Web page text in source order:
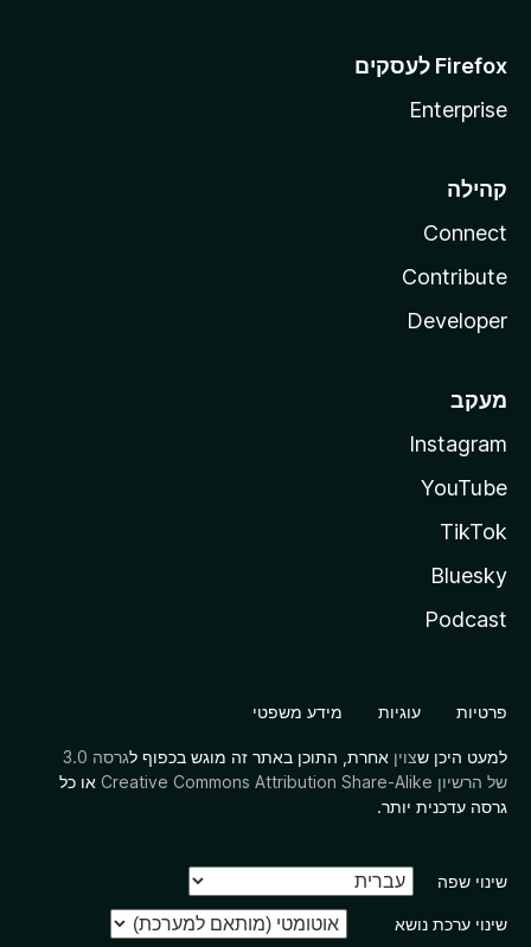
Enterprise
קהילה
Connect
Contribute
Developer
מעקב
Instagram
YouTube
TikTok
Bluesky
Podcast
פרטיות עוגיות מידע משפטי
למעט היכן שצוין אחרת, התוכן באתר זה מוגש בכפוף ל
גרסה 3.0
של הרשיון Creative Commons Attribution Share-Alike
או כל
גרסה עדכנית יותר.
שינוי שפה
שינוי ערכת נושא